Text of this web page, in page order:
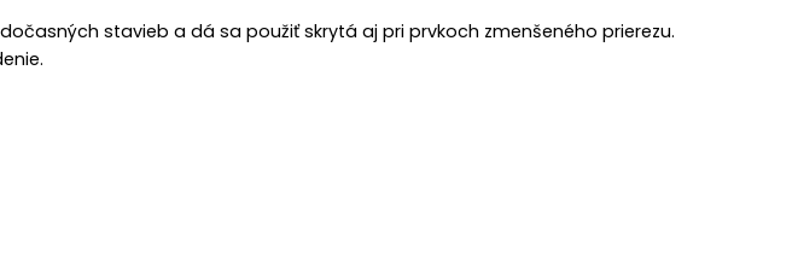
stavieb a dá sa použiť skrytá aj pri prvkoch zmenšeného prierezu.